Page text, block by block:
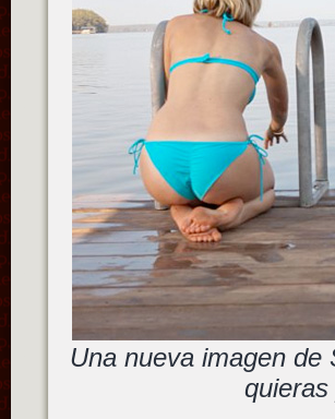
Una nueva imagen de